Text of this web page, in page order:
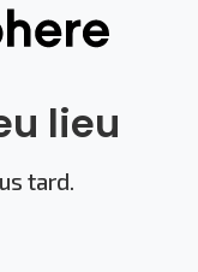
lieu
tard.